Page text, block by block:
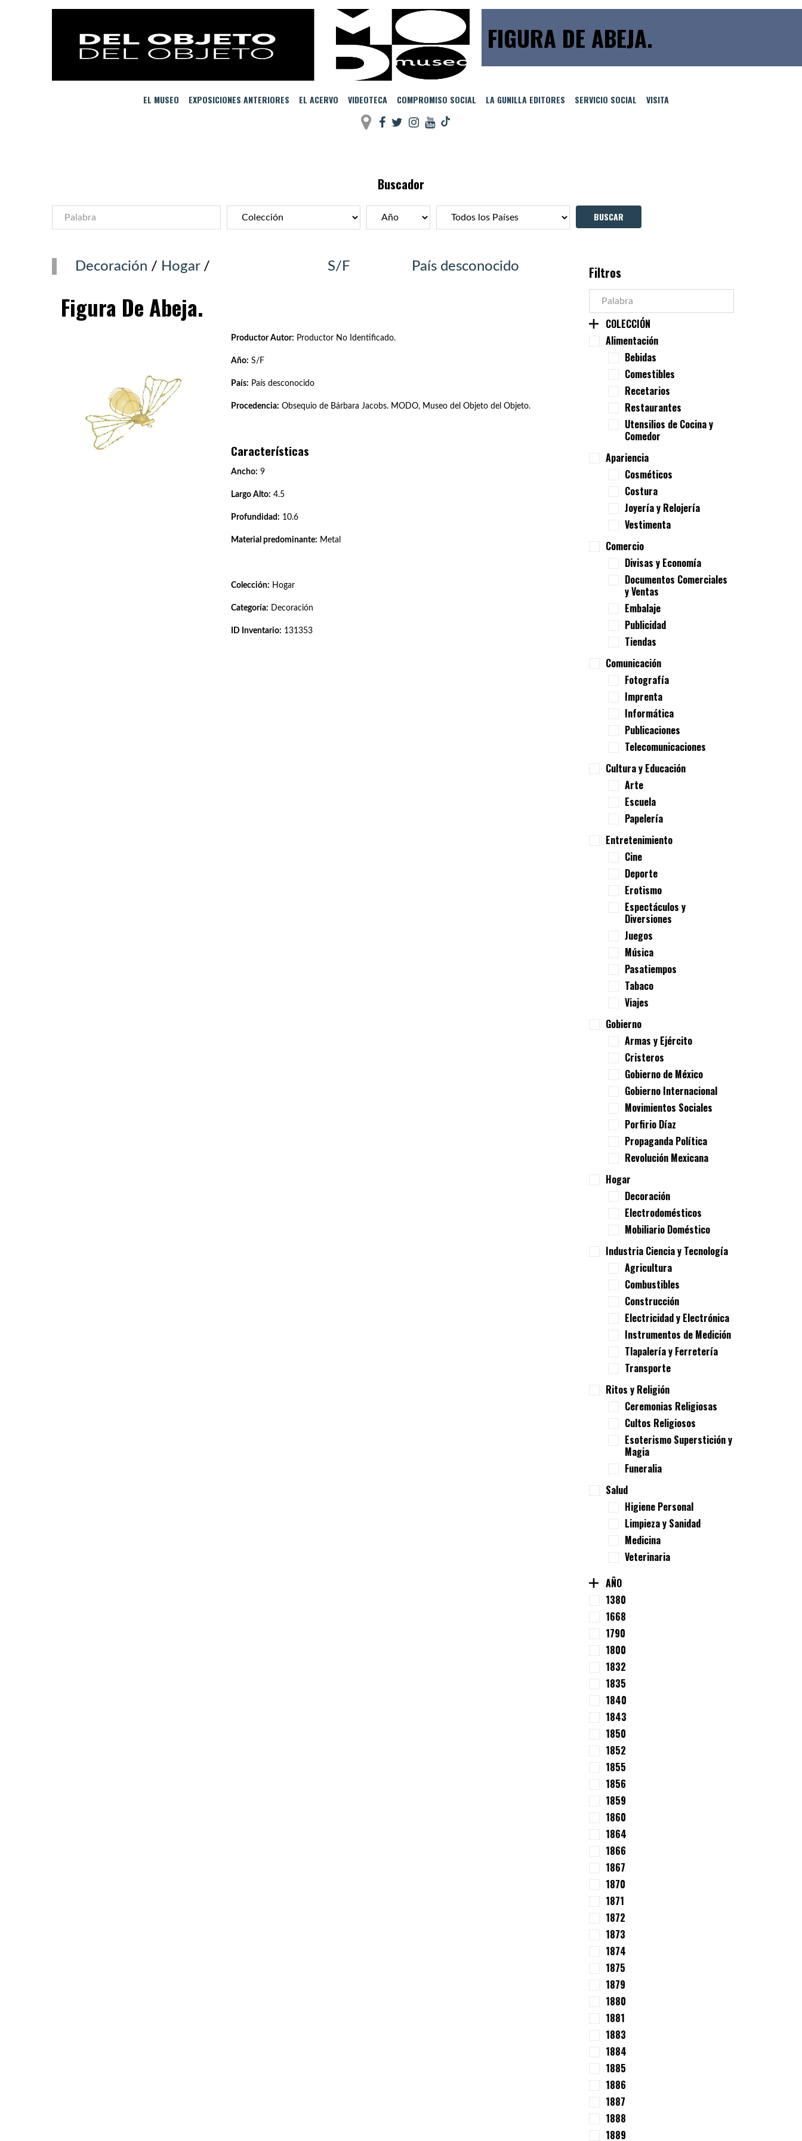
FIGURA DE ABEJA.
EL MUSEO EXPOSICIONES ANTERIORES EL ACERVO VIDEOTECA COMPROMISO SOCIAL LA GUNILLA EDITORES SERVICIO SOCIAL VISITA
Buscador
Decoración / Hogar/ S/F País desconocido
Figura De Abeja.
Productor Autor: Productor No Identificado.
Año: S/F
País: País desconocido
Procedencia: Obsequio de Bárbara Jacobs. MODO, Museo del Objeto del Objeto.
Características
Ancho: 9
Largo Alto: 4.5
Profundidad: 10.6
Material predominante: Metal
Colección: Hogar
Categoría: Decoración
ID Inventario: 131353
Filtros
COLECCIÓN
Alimentación
Bebidas
Comestibles
Recetarios
Restaurantes
Utensilios de Cocina y
Comedor
Apariencia
Cosméticos
Costura
Joyería y Relojería
Vestimenta
Comercio
Divisas y Economía
Documentos Comerciales
y Ventas
Embalaje
Publicidad
Tiendas
Comunicación
Fotografía
Imprenta
Informática
Publicaciones
Telecomunicaciones
Cultura y Educación
Arte
Escuela
Papelería
Entretenimiento
Cine
Deporte
Erotismo
Espectáculos y
Diversiones
Juegos
Música
Pasatiempos
Tabaco
Viajes
Gobierno
Armas y Ejército
Cristeros
Gobierno de México
Gobierno Internacional
Movimientos Sociales
Porfirio Díaz
Propaganda Política
Revolución Mexicana
Hogar
Decoración
Electrodomésticos
Mobiliario Doméstico
Industria Ciencia y Tecnología
Agricultura
Combustibles
Construcción
Electricidad y Electrónica
Instrumentos de Medición
Tlapalería y Ferretería
Transporte
Ritos y Religión
Ceremonias Religiosas
Cultos Religiosos
Esoterismo Superstición y
Magia
Funeralia
Salud
Higiene Personal
Limpieza y Sanidad
Medicina
Veterinaria
AÑO
1380
1668
1790
1800
1832
1835
1840
1843
1850
1852
1855
1856
1859
1860
1864
1866
1867
1870
1871
1872
1873
1874
1875
1879
1880
1881
1883
1884
1885
1886
1887
1888
1889